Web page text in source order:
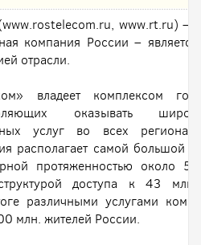
www.rt.ru) –
компания России –
отрасли.
владеет комплексом
оказывать
услуг во всех регионах
располагает самой большой
протяженностью около
доступа к 43 млн.
различными услугами
млн. жителей России.